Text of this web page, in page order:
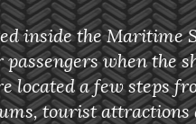
inside the Maritime
when the
located a few steps
tourist attractions